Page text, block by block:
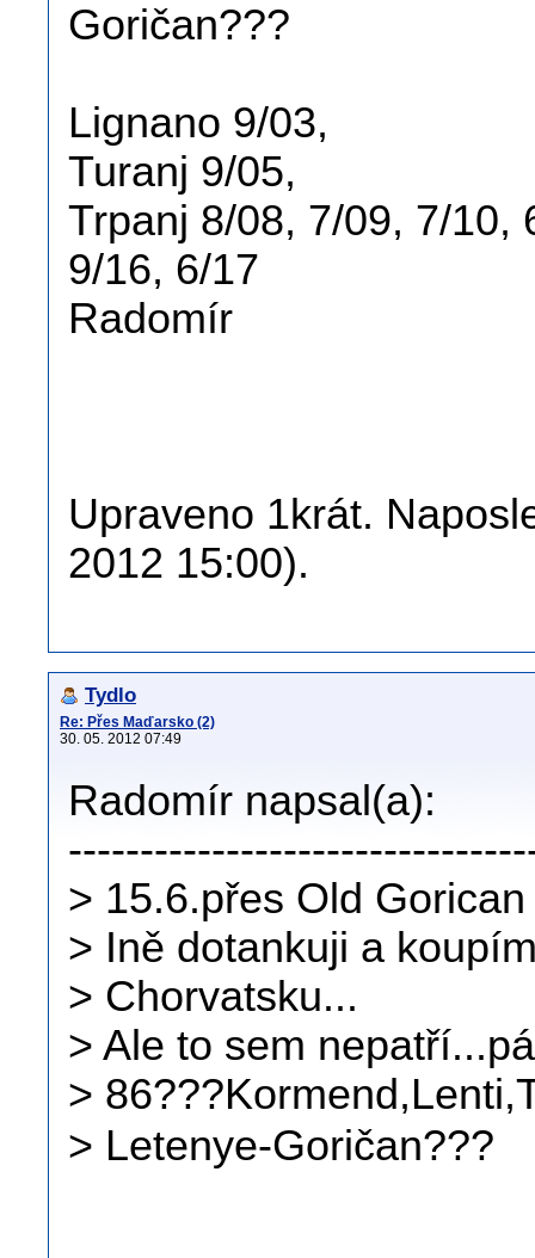
Goričan???
Lignano 9/03,
Turanj 9/05,
Trpanj 8/08, 7/09, 7/10,
9/16, 6/17
Radomír
Upraveno 1krát.
2012 15:00).
Tydlo
Re: Přes Maďarsko (2)
30. 05. 2012 07:49
Radomír napsal(a):
> 15.6.přes Old
> Ině dotankuji a
> Chorvatsku...
> Ale to sem
>
> Letenye-Goričan???